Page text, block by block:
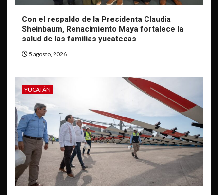
Con el respaldo de la Presidenta Claudia
Sheinbaum, Renacimiento Maya fortalece la
salud de las familias yucatecas
5 agosto, 2026
YUCATÁN